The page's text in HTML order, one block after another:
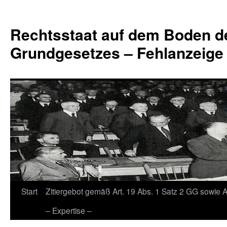
springen
Rechtsstaat auf dem Boden
Grundgesetzes –
Start
Zitiergebot gemäß Art. 19 Abs. 1 Satz 2 GG sowie
– Expertise –